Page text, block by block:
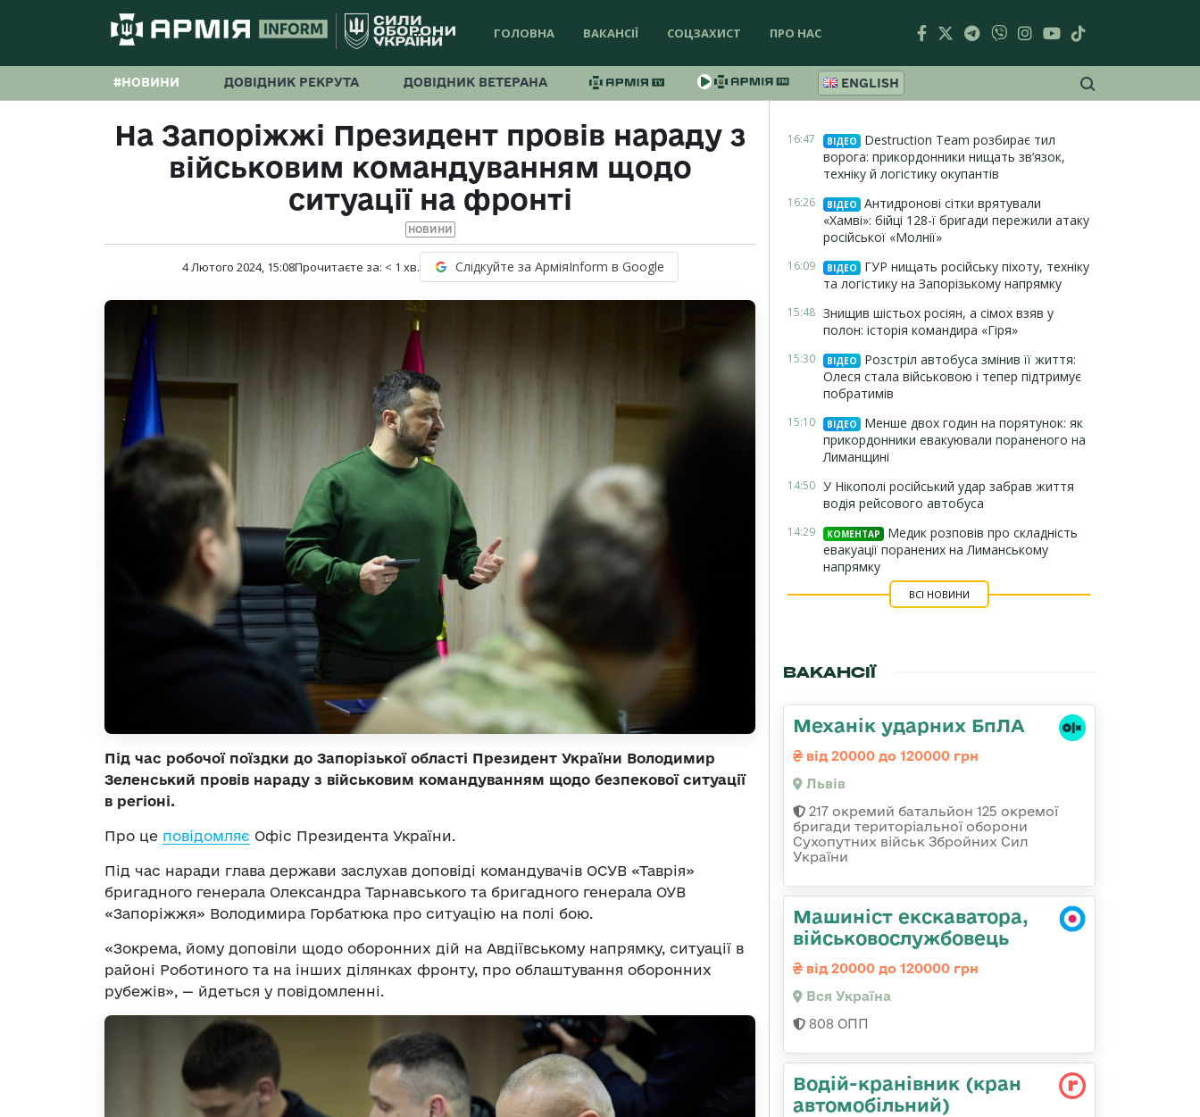
ГОЛОВНА ВАКАНСІЇ СОЦЗАХИСТ ПРО НАС
#НОВИНИ ДОВІДНИК РЕКРУТА ДОВІДНИК ВЕТЕРАНА ENGLISH
На Запоріжжі Президент провів нараду з
військовим командуванням щодо
ситуації на фронті
НОВИНИ
4 Лютого 2024, 15:08Прочитаєте за: < 1 хв. Слідкуйте за АрміяInform в Google
Під час робочої поїздки до Запорізької області Президент України Володимир
Зеленський провів нараду з військовим командуванням щодо безпекової ситуації
в регіоні.
Про це повідомляє Офіс Президента України.
Під час наради глава держави заслухав доповіді командувачів ОСУВ «Таврія»
бригадного генерала Олександра Тарнавського та бригадного генерала ОУВ
«Запоріжжя» Володимира Горбатюка про ситуацію на полі бою.
«Зокрема, йому доповіли щодо оборонних дій на Авдіївському напрямку, ситуації в
районі Роботиного та на інших ділянках фронту, про облаштування оборонних
рубежів», — йдеться у повідомленні.
16:47 ВІДЕО
Destruction Team розбирає тил
ворога: прикордонники нищать зв’язок,
техніку й логістику окупантів
16:26 ВІДЕО
Антидронові сітки врятували
«Хамві»: бійці 128-ї бригади пережили атаку
російської «Молнії»
16:09 ВІДЕО
ГУР нищать російську піхоту, техніку
та логістику на Запорізькому напрямку
15:48 Знищив шістьох росіян, а сімох взяв у
полон: історія командира «Гіря»
15:30 ВІДЕО
Розстріл автобуса змінив її життя:
Олеся стала військовою і тепер підтримує
побратимів
15:10 ВІДЕО
Менше двох годин на порятунок: як
прикордонники евакуювали пораненого на
Лиманщині
14:50 У Нікополі російський удар забрав життя
водія рейсового автобуса
14:29 КОМЕНТАР
Медик розповів про складність
евакуації поранених на Лиманському
напрямку
ВСІ НОВИНИ
ВАКАНСІЇ
Механік ударних БпЛА
від 20000 до 120000 грн
Львів
217 окремий батальйон 125 окремої
бригади територіальної оборони
Сухопутних військ Збройних Сил
України
Машиніст екскаватора,
військовослужбовець
від 20000 до 120000 грн
Вся Україна
808 ОПП
Водій-кранівник (кран
автомобільний)